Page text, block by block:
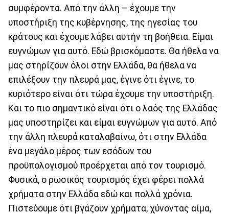
συμφέροντα. Από την άλλη – έχουμε την
υποστήριξη της κυβέρνησης, της ηγεσίας του
κράτους και έχουμε λάβει αυτήν τη βοήθεια. Είμαι
ευγνώμων για αυτό. Εδώ βρισκόμαστε. Θα ήθελα να
μας στηρίζουν όλοι στην Ελλάδα, θα ήθελα να
επιλέξουν την πλευρά μας, έγινε ότι έγινε, το
κυριότερο είναι ότι τώρα έχουμε την υποστήριξη.
Και το πιο σημαντικό είναι ότι ο λαός της Ελλάδας
μας υποστηρίζει και είμαι ευγνώμων για αυτό. Από
την άλλη πλευρά καταλαβαίνω, ότι στην Ελλάδα
ένα μεγάλο μέρος των εσόδων του
προϋπολογισμού προέρχεται από τον τουρισμό.
Φυσικά, ο ρωσικός τουρισμός έχει φέρει πολλά
χρήματα στην Ελλάδα εδώ και πολλά χρόνια.
Πιστεύουμε ότι βγάζουν χρήματα, χύνοντας αίμα,